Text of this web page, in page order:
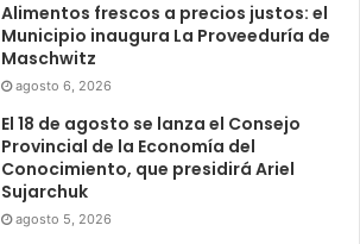
Alimentos frescos a precios justos: el
Municipio inaugura La Proveeduría de
Maschwitz
agosto 6, 2026
El 18 de agosto se lanza el Consejo
Provincial de la Economía del
Conocimiento, que presidirá Ariel
Sujarchuk
agosto 5, 2026